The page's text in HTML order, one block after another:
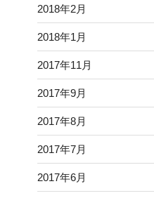
2018年2月
2018年1月
2017年11月
2017年9月
2017年8月
2017年7月
2017年6月